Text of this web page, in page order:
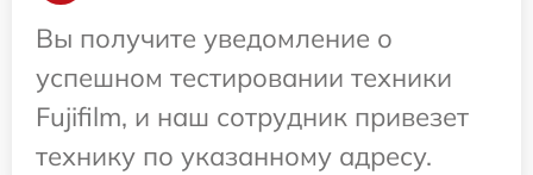
Вы получите уведомление о
успешном тестировании техники
Fujifilm, и наш сотрудник привезет
технику по указанному адресу.